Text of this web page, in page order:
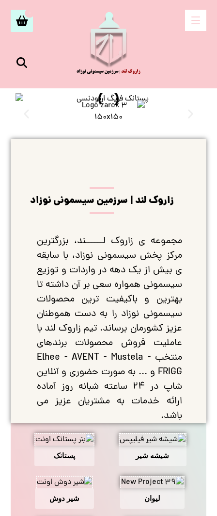
زاروک لند | سرزمین سیسمونی نوزاد
مجموعه ی زاروک لــــــند، بزرگترین
مرکز پخش سیسمونی نوزاد، با سابقه
ی بیش از یک دهه در واردات و توزیع
سیسمونی همواره سعی بر آن داشته تا
بهترین و باکیفیت ترین محصولات
سیسمونی نوزاد را به دست هموطنان
عزیز کشورمان برساند. تیم زاروک لند با
عاملیت فروش محصولات برندهای
منتخب Elhee - AVENT - Mustela -
FRIGG و ... به صورت حضوری و آنلاین
شاپ در ۲۴ ساعته شبانه روز آماده
ارائه خدمات به مشتریان عزیز می
باشد.
شیشه شیر پستانک
لیوان شیر دوش